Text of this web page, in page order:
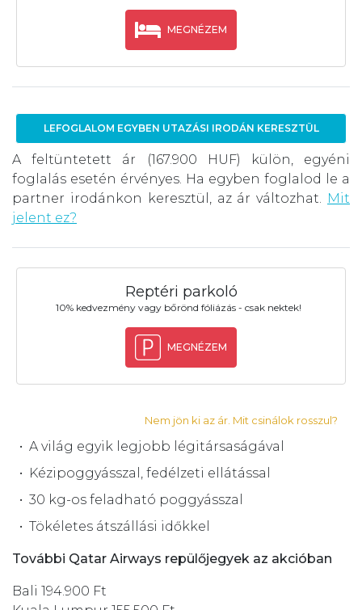
MEGNÉZEM
LEFOGLALOM EGYBEN UTAZÁSI IRODÁN KERESZTÜL
A feltüntetett ár (167.900 HUF) külön, egyéni
foglalás esetén érvényes. Ha egyben foglalod le a
partner irodánkon keresztül, az ár változhat. Mit
jelent ez?
Reptéri parkoló
10% kedvezmény vagy bőrönd fóliázás - csak nektek!
MEGNÉZEM
Nem jön ki az ár. Mit csinálok rosszul?
A világ egyik legjobb légitársaságával
Kézipoggyásszal, fedélzeti ellátással
30 kg-os feladható poggyásszal
Tökéletes átszállási időkkel
További Qatar Airways repülőjegyek az akcióban
Bali 194.900 Ft